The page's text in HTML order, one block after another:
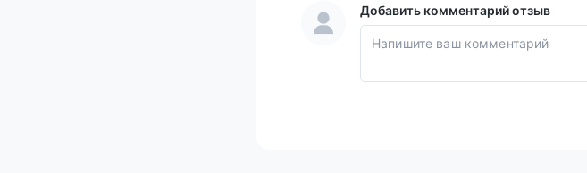
Добавить комментарий отзыв